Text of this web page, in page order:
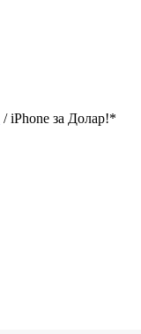
/iPhone за Долар!*